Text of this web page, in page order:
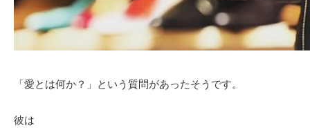
「愛とは何か？」という質問があったそうです。
彼は